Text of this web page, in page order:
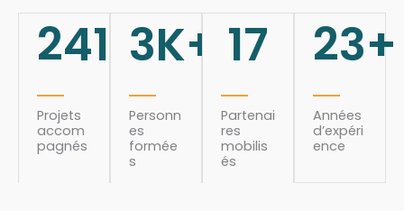
241
Projets
accom
pagnés
3K+
Personn
es
formée
s
17
Partenai
res
mobilis
és
23+
Années
d’expéri
ence